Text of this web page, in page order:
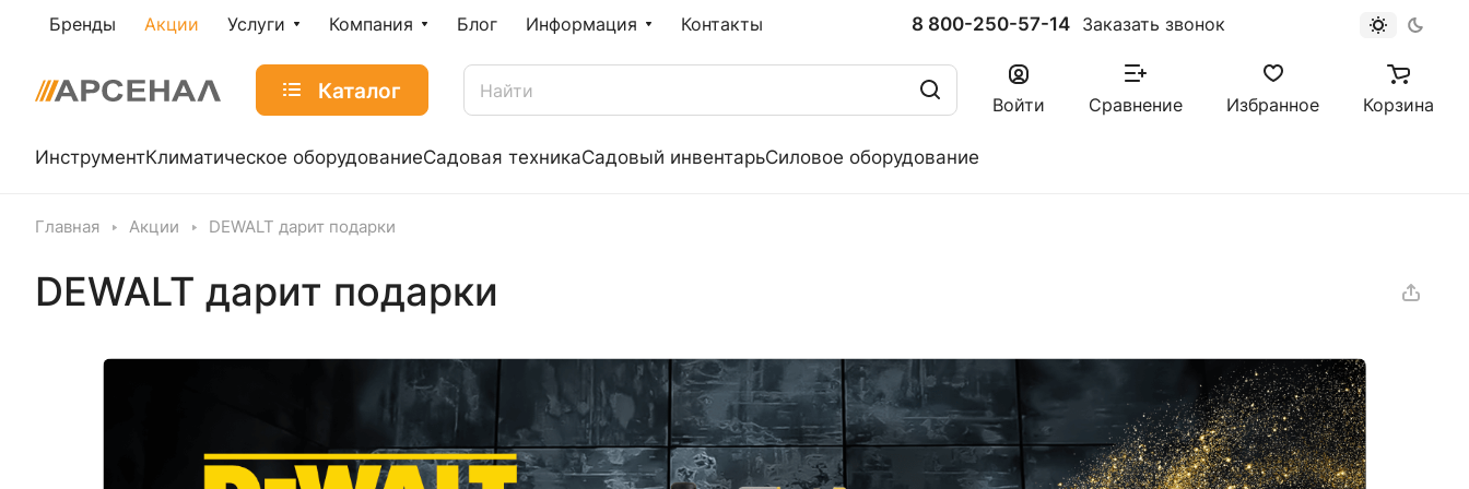
Бренды Акции Услуги Компания Блог Информация Контакты 8 800-250-57-14 Заказать звонок
Каталог
Войти Сравнение Избранное Корзина
ИнструментКлиматическое оборудованиеСадовая техникаСадовый инвентарьСиловое оборудование
Главная Акции DEWALT дарит подарки
DEWALT дарит подарки